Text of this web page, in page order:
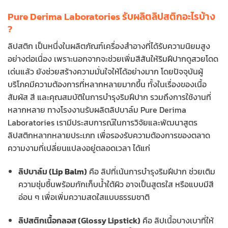
Pure Derima Laboratories รับผลิตลิปสติกอะไรบ้าง
?
ลิปสติก เป็นหนึ่งในผลิตภัณฑ์เครื่องสำอางที่ได้รับความนิยมสูง
อย่างต่อเนื่อง เพราะนอกจากจะช่วยเพิ่มสีสันให้ริมฝีปากดูสวยโดด
เด่นแล้ว ยังช่วยสร้างความมั่นใจให้ได้อย่างมาก โดยปัจจุบันผู้
บริโภคมีความต้องการที่หลากหลายมากขึ้น ทั้งในเรื่องของเนื้อ
สัมผัส สี และคุณสมบัติในการบำรุงริมฝีปาก รวมถึงการใช้งานที่
หลากหลาย ทางโรงงานรับผลิตลิปบาล์ม Pure Derima
Laboratories เรามีประสบการณ์ในการวิจัยและพัฒนาสูตร
ลิปสติกหลากหลายประเภท เพื่อรองรับความต้องการของตลาด
ความงามที่เปลี่ยนแปลงอยู่ตลอดเวลา ได้แก่
ลิปบาล์ม (Lip Balm)คือ ลิปที่เน้นการบำรุงริมฝีปาก ช่วยเติม
ความชุ่มชื้นพร้อมกักเก็บน้ำใต้ผิว อาจเป็นสูตรใส หรือแบบมีสี
อ่อน ๆ เพื่อเพิ่มความสดใสแบบธรรมชาติ
ลิปสติกเนื้อกลอส (Glossy Lipstick)คือ ลิปเนื้อบางเบาที่ให้